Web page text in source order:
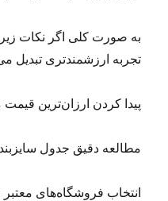
به صورت کلی اگر نکات زیر
تجربه ارزشمندتری تبدیل
پیدا کردن ارزان‌ترین
مطالعه دقیق جدول
انتخاب فروشگاه‌های